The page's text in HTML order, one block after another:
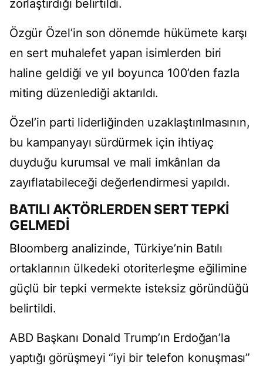
zorlaştırdığı belirtildi.
Özgür Özel’in son dönemde hükümete karşı
en sert muhalefet yapan isimlerden biri
haline geldiği ve yıl boyunca 100’den fazla
miting düzenlediği aktarıldı.
Özel’in parti liderliğinden uzaklaştırılmasının,
bu kampanyayı sürdürmek için ihtiyaç
duyduğu kurumsal ve mali imkânları da
zayıflatabileceği değerlendirmesi yapıldı.
BATILI AKTÖRLERDEN SERT TEPKİ
GELMEDİ
Bloomberg analizinde, Türkiye’nin Batılı
ortaklarının ülkedeki otoriterleşme eğilimine
güçlü bir tepki vermekte isteksiz göründüğü
belirtildi.
ABD Başkanı Donald Trump’ın Erdoğan’la
yaptığı görüşmeyi “iyi bir telefon konuşması”